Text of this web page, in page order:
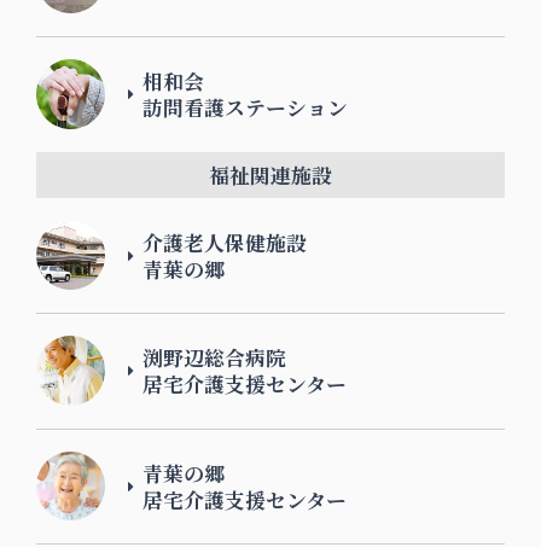
相和会
訪問看護ステーション
福祉関連施設
介護老人保健施設
青葉の郷
渕野辺総合病院
居宅介護支援センター
青葉の郷
居宅介護支援センター